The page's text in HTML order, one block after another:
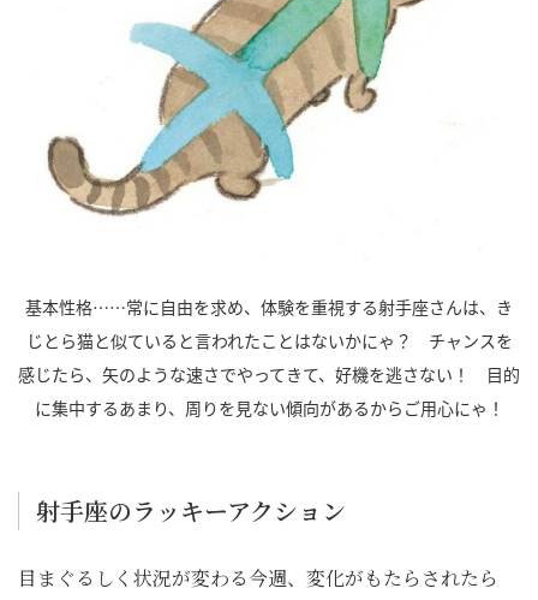
基本性格……常に自由を求め、体験を重視する射手座さんは、き
じとら猫と似ていると言われたことはないかにゃ？ チャンスを
感じたら、矢のような速さでやってきて、好機を逃さない！ 目的
に集中するあまり、周りを見ない傾向があるからご用心にゃ！
射手座のラッキーアクション
目まぐるしく状況が変わる今週、変化がもたらされたら